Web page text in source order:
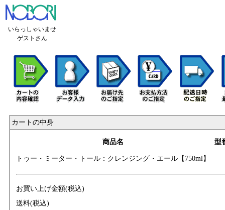
いらっしゃいませ
ゲストさん
カートの中身
商品名 型
トゥー・ミーター ・トール：クレンジング・エール【 750ml】
お買い上げ金額(税込)
送料(税込)